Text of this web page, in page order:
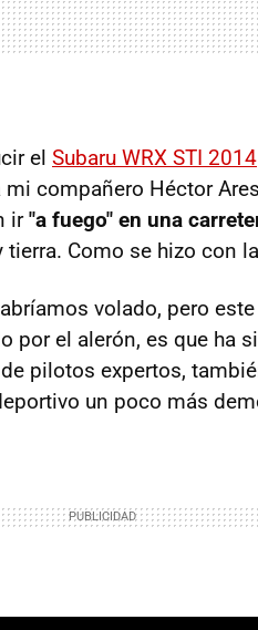
el Subaru WRX STI 2014
compañero Héctor
ir"a fuego" en una
tierra. Como se hizo con
volado, pero
por el alerón, es que ha
pilotos expertos,
un poco más